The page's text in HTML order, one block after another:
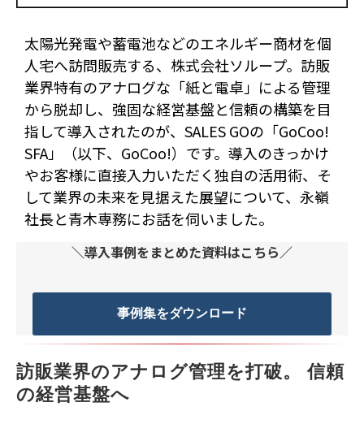
太陽光発電や蓄電池などのエネルギー商材を個
人宅へ訪問販売する、株式会社ソループ。訪販
業界特有のアナログな「紙と電卓」による管理
から脱却し、強固な経営基盤と信頼の構築を目
指して導入されたのが、SALES GOの「GoCoo!
SFA」（以下、GoCoo!）です。導入のきっかけ
やお客様に直接入力いただく独自の活用術、そ
して業界の未来を見据えた展望について、永嶺
社長と青木専務にお話を伺いました。
＼導入事例をまとめた資料はこちら／
事例集をダウンロード
訪販業界のアナログ管理を打破。 信頼
の経営基盤へ